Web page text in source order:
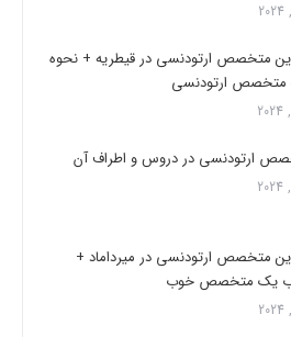
متخصص ارتودنسی در قیطریه + نحوه
متخصص ارتودنسی
ارتودنسی در دروس و اطراف آن
متخصص ارتودنسی در میرداماد +
یک متخصص خوب